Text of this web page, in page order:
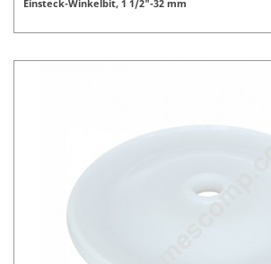
Einsteck-Winkelbit, 1 1/2"-32 mm